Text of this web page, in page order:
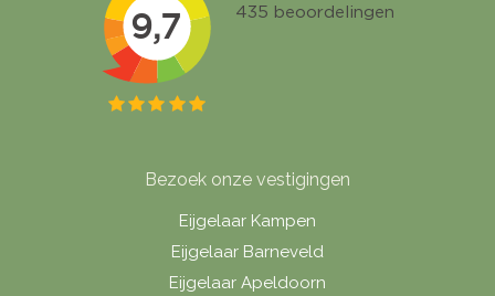
Bezoek onze vestigingen
Eijgelaar Kampen
Eijgelaar Barneveld
Eijgelaar Apeldoorn